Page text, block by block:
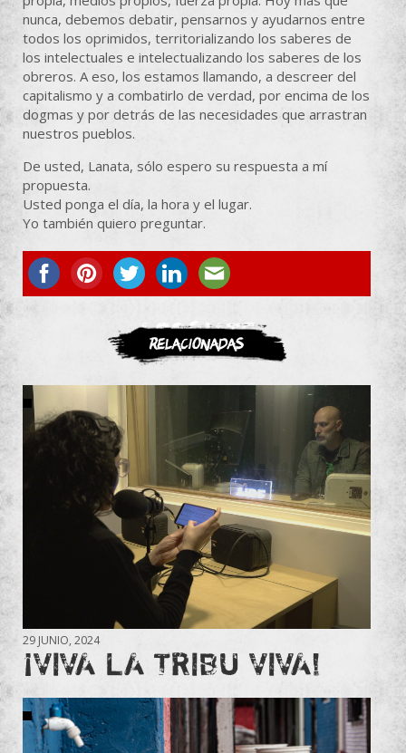
nunca, debemos debatir, pensarnos y ayudarnos entre
todos los oprimidos, territorializando los saberes de
los intelectuales e intelectualizando los saberes de los
obreros. A eso, los estamos llamando, a descreer del
capitalismo y a combatirlo de verdad, por encima de los
dogmas y por detrás de las necesidades que arrastran
nuestros pueblos.
De usted, Lanata, sólo espero su respuesta a mí
propuesta.
Usted ponga el día, la hora y el lugar.
Yo también quiero preguntar.
ASOCIATE
Relacionadas
29 JUNIO, 2024
¡VIVA LA TRIBU VIVA!